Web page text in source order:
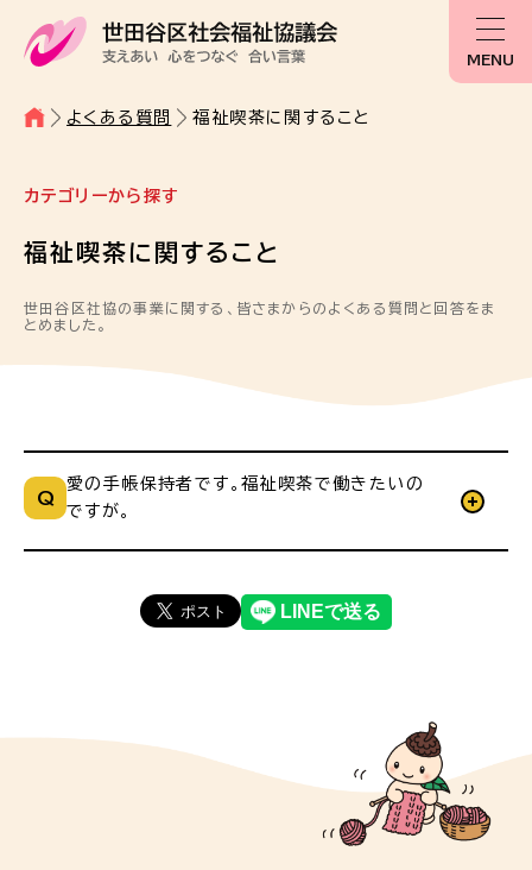
MENU
よくある質問 福祉喫茶に関すること
カテゴリーから探す
福祉喫茶に関すること
世田谷区社協の事業に関する、皆さまからのよくある質問と回答をま
とめました。
愛の手帳保持者です。福祉喫茶で働きたいの
ですが。